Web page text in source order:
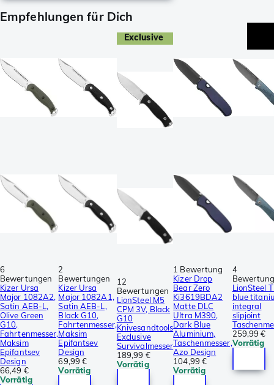
Empfehlungen für Dich
6
Bewertungen
Kizer Ursa
Major 1082A2,
Satin AEB-L,
Olive Green
G10,
Fahrtenmesser,
Maksim
Epifantsev
Design
66,49 €
Vorrätig
2
Bewertungen
Kizer Ursa
Major 1082A1,
Satin AEB-L,
Black G10,
Fahrtenmesser,
Maksim
Epifantsev
Design
69,99 €
Vorrätig
Exclusive
12
Bewertungen
LionSteel M5
CPM 3V, Black
G10
Knivesandtools
Exclusive
Survivalmesser
189,99 €
Vorrätig
1 Bewertung
Kizer Drop
Bear Zero
Ki3619BDA2
Matte DLC
Ultra M390,
Dark Blue
Aluminium,
Taschenmesser,
Azo Design
104,99 €
Vorrätig
4
LionSteel
blue
integral
slipjoint
259,99 €
Vorrätig